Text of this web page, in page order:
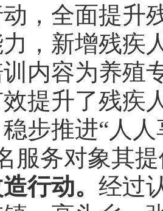
，全面提升
，新增残疾
内容为养殖
提升了残疾
稳步推进“人
服务对象其
行动。 经过